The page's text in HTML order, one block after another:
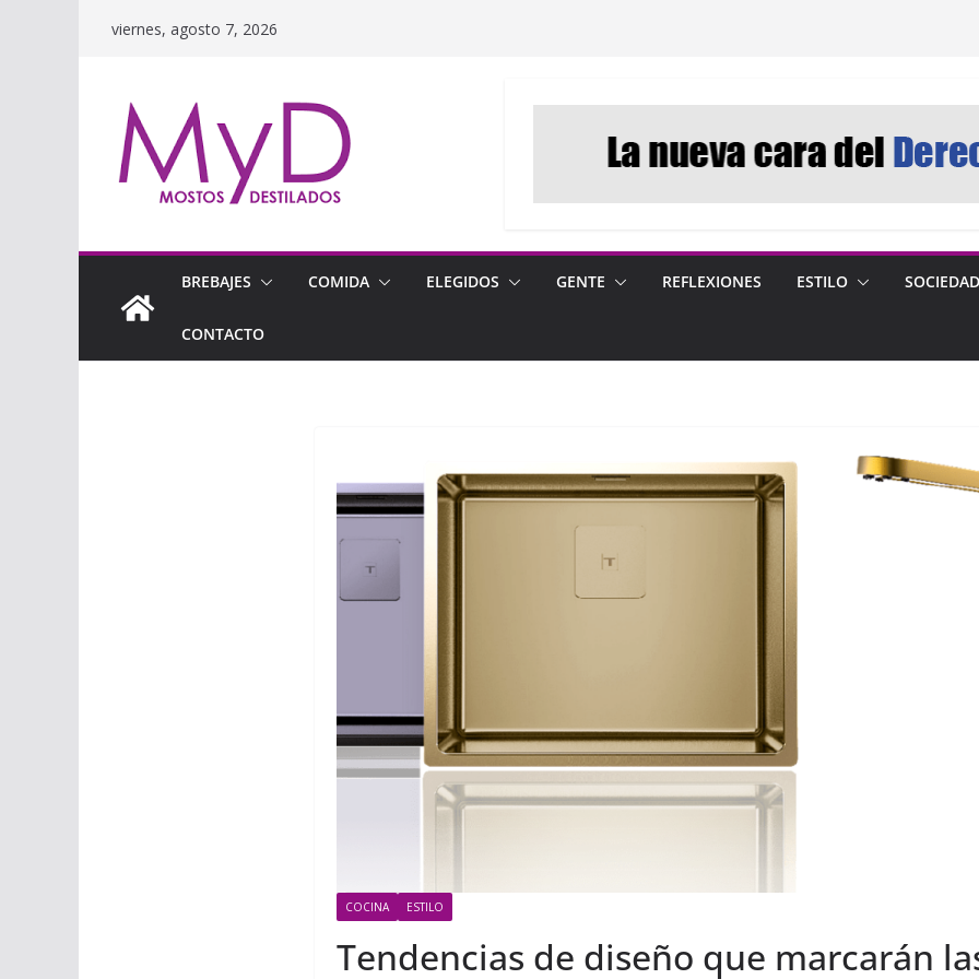
viernes, agosto 7, 2026
BREBAJES COMIDA ELEGIDOS GENTE REFLEXIONES ESTILO SOCIEDAD
CONTACTO
COCINA ESTILO
Tendencias de diseño que marcarán